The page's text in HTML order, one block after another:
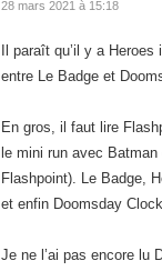
28 mars 2021 à 15:18
Il paraît qu’il y a
entre Le Badge et
En gros, il faut lire
le mini run avec Batman
Flashpoint). Le Badge,
et enfin Doomsday
Je ne l’ai pas encore lu